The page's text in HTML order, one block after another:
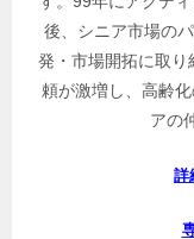
後、シニア市場の
発・市場開拓に取
頼が激増し、高齢
アの
詳